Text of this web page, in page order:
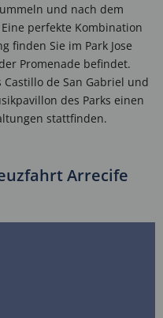
und nach dem
perfekte Kombination
finden Sie im Park Jose
Promenade befindet.
de San Gabriel und
des Parks einen
stattfinden.
Arrecife